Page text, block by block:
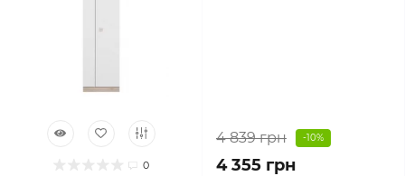
0
4 839 грн -10%
4 355 грн